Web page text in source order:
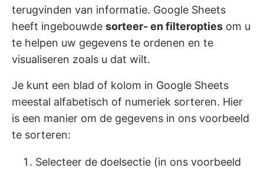
terugvinden van informatie. Google Sheets
heeft ingebouwde sorteer- en filteropties om u
te helpen uw gegevens te ordenen en te
visualiseren zoals u dat wilt.
Je kunt een blad of kolom in Google Sheets
meestal alfabetisch of numeriek sorteren. Hier
is een manier om de gegevens in ons voorbeeld
te sorteren:
Selecteer de doelsectie (in ons voorbeeld